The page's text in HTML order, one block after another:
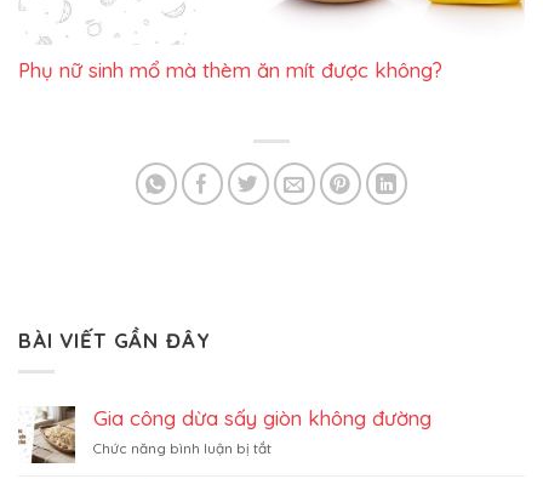
Phụ nữ sinh mổ mà thèm ăn mít được không?
BÀI VIẾT GẦN ĐÂY
Gia công dừa sấy giòn không đường
Chức năng bình luận bị tắtở